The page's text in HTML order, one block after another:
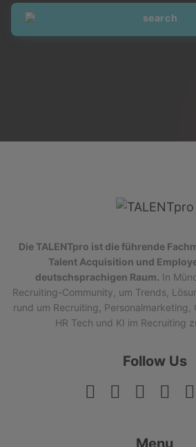
Die TALENTpro ist die führende
Talent Acquisition und
deutschsprachigen Raum. In
Recruiting-Community, um Trends,
rund um Recruiting, Personalmarketing,
HR Tech und KI im Recruiting
Follow Us
Menu